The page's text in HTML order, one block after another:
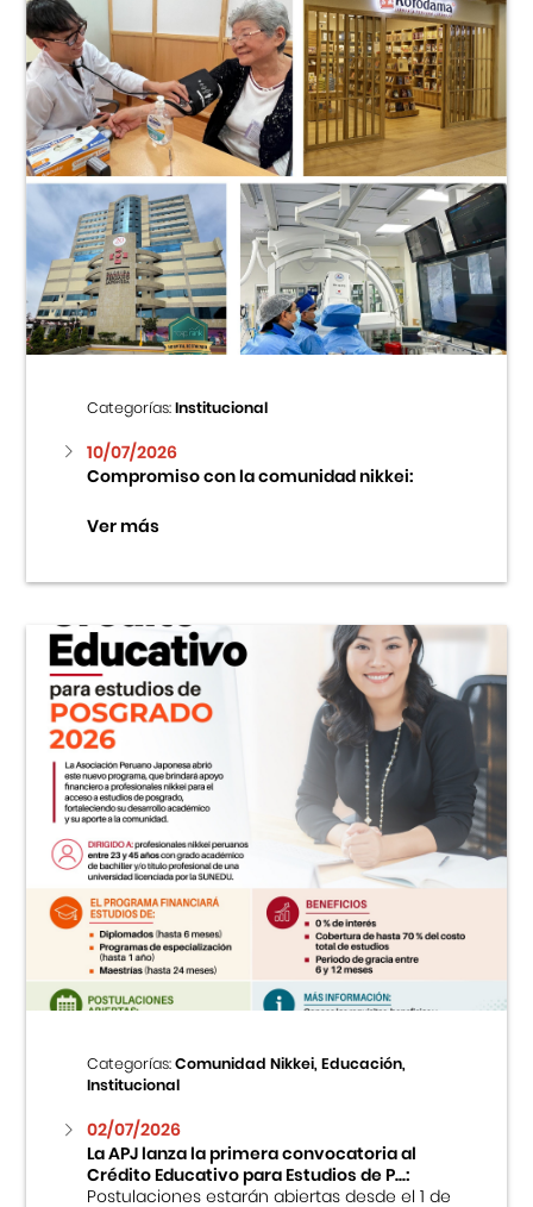
Categorías:Institucional
10/07/2026
Compromiso con la comunidad nikkei:
Ver más
Categorías:Comunidad Nikkei, Educación,
Institucional
02/07/2026
La APJ lanza la primera convocatoria al
Crédito Educativo para Estudios de P...:
Postulaciones estarán abiertas desde el 1 de